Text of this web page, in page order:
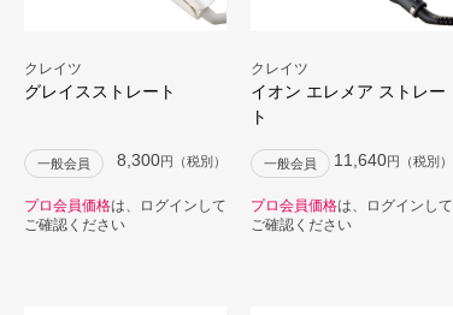
クレイツ
グレイスストレート
一般会員 8,300円（税別）
プロ会員価格は、ログインして
ご確認ください
クレイツ
イオン エレメア ストレー
ト
一般会員 11,640円（税別）
プロ会員価格は、ログインして
ご確認ください